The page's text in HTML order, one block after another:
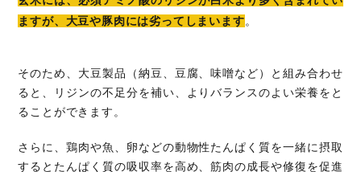
ますが、大豆や豚肉には劣ってしまいます。
そのため、大豆製品（納豆、豆腐、味噌など）と組み合わせ
ると、リジンの不足分を補い、よりバランスのよい栄養をと
ることができます。
さらに、鶏肉や魚、卵などの動物性たんぱく質を一緒に摂取
するとたんぱく質の吸収率を高め、筋肉の成長や修復を促進